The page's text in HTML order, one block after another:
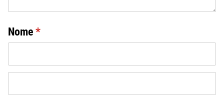
Nome *
(erforderlich)